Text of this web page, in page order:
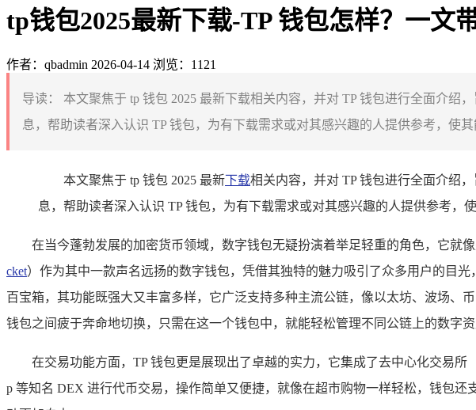
tp钱包2025最新下载-TP 钱包怎样？一文
作者：qbadmin 2026-04-14 浏览：1121
导读：
本文聚焦于 tp 钱包 2025 最新下载相关内容，并对 TP 钱包进行全面介
息，帮助读者深入认识 TP 钱包，为有下载需求或对其感兴趣的人提供参考，使
本文聚焦于 tp 钱包 2025 最新下载相关内容，并对 TP 钱包进行全面介绍
息，帮助读者深入认识 TP 钱包，为有下载需求或对其感兴趣的人提供参考，
在当今蓬勃发展的加密货币领域，数字钱包无疑扮演着举足轻重的角色，它就
cket）作为其中一款声名远扬的数字钱包，凭借其独特的魅力吸引了众多用户的目
百宝箱，其功能既强大又丰富多样，它广泛支持多种主流公链，像以太坊、波场
钱包之间疲于奔命地切换，只需在这一个钱包中，就能轻松管理不同公链上的数字
在交易功能方面，TP 钱包更是展现出了卓越的实力，它集成了去中心化交易
p 等知名 DEX 进行代币交易，操作简单又便捷，就像在超市购物一样轻松，钱包